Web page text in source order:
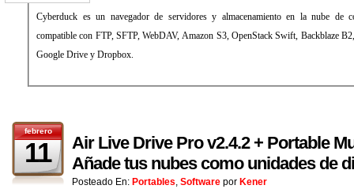
Cyberduck es un navegador de servidores y almacenamiento en la nube de
compatible con FTP, SFTP, WebDAV, Amazon S3, OpenStack Swift, Backblaze
Google Drive y Dropbox.
febrero
11
Air Live Drive Pro v2.4.2 + Portable
Añade tus nubes como unidades de
Posteado En: Portables, Software por Kener